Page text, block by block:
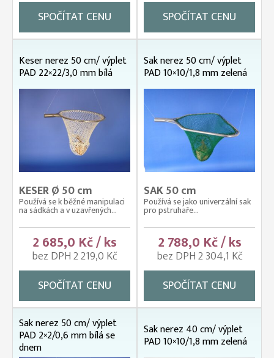
SPOČÍTAT CENU SPOČÍTAT CENU
Keser nerez 50 cm/ výplet
PAD 22×22/3,0 mm bílá
KESER Ø 50 cm
Používá se k běžné manipulaci
na sádkách a v uzavřených...
2 685,0 Kč / ks
bez DPH 2 219,0 Kč
SPOČÍTAT CENU
Sak nerez 50 cm/ výplet
PAD 10×10/1,8 mm zelená
SAK 50 cm
Používá se jako univerzální sak
pro pstruhaře...
2 788,0 Kč / ks
bez DPH 2 304,1 Kč
SPOČÍTAT CENU
Sak nerez 50 cm/ výplet
PAD 2×2/0,6 mm bílá se
dnem
Sak nerez 40 cm/ výplet
PAD 10×10/1,8 mm zelená